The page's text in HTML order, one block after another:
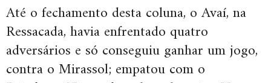
Até o fechamento desta coluna, o Avaí, na
Ressacada, havia enfrentado quatro
adversários e só conseguiu ganhar um jogo,
contra o Mirassol; empatou com o